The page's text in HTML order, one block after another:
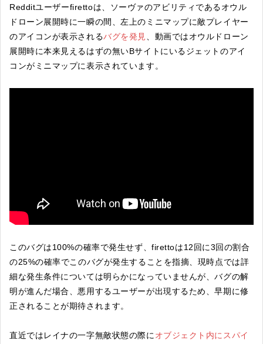
Redditユーザーfirettoは、ソーヴァのアビリティであるオウル
ドローン展開時に一瞬の間、左上のミニマップに敵プレイヤー
のアイコンが表示されるバグを発見
、動画ではオウルドローン
展開時に本来見えるはずの無いBサイトにいるジェットのアイ
コンがミニマップに表示されています。
このバグは100%の確率で発生せず、firettoは12回に3回の割合
の25%の確率でこのバグが発生することを指摘、現時点では詳
細な発生条件については明らかになっていませんが、バグの解
明が進んだ場合、悪用するユーザーが出現するため、早期に修
正されることが期待されます。
直近ではレイナの一字無敵状態の際に オブジェクト内にスパイ